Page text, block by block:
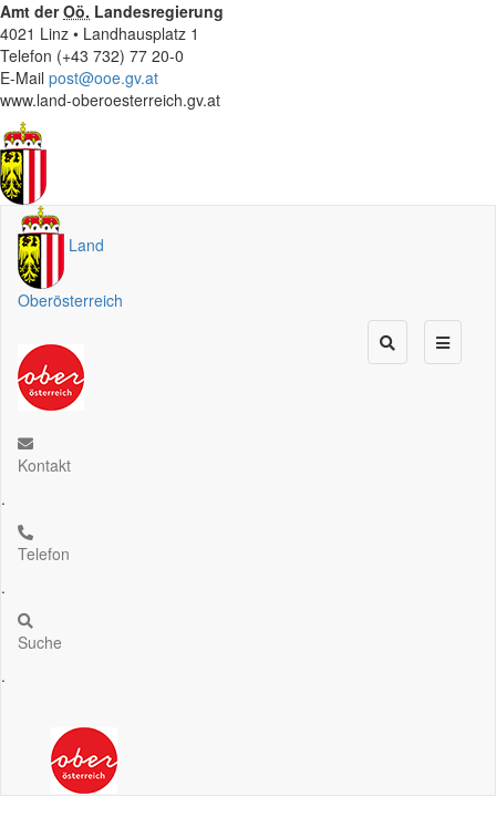
Amt derOö. Landesregierung
4021 Linz • Landhausplatz 1
Telefon (+43 732) 77 20-0
E-Mail post@ooe.gv.at
www.land-oberoesterreich.gv.at
Land
Oberösterreich
Kontakt
.
Telefon
.
Suche
.